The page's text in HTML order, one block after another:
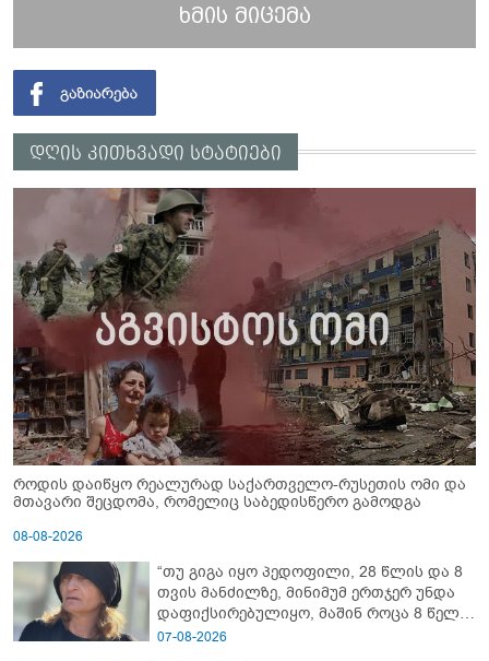
ხმის მიცემა
დღის კითხვადი სტატიები
როდის დაიწყო რეალურად საქართველო-რუსეთის ომი და
მთავარი შეცდომა, რომელიც საბედისწერო გამოდგა
08-08-2026
“თუ გიგა იყო პედოფილი, 28 წლის და 8
თვის მანძილზე, მინიმუმ ერთჯერ უნდა
დაფიქსირებულიყო, მაშინ როცა 8 წელი
ამზადებდა მოსწავლეებს! - იპოვონ ერთი
07-08-2026